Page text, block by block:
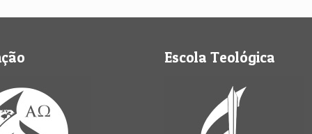
Escola Teológica